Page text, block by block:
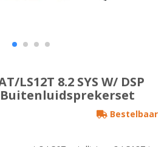
LS12T 8.2 SYS W/ DSP
Buitenluidsprekerset
Bestelbaar